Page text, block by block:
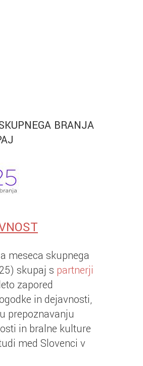
BRANJA
meseca skupnega
skupaj s partnerji
zapored
in dejavnosti,
prepoznavanju
in bralne kulture
med Slovenci v